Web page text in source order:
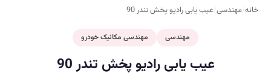
خانه/مهندسی/عیب یابی رادیو پخش تندر 90
مهندسی مهندسی مکانیک خودرو
عیب یابی رادیو پخش تندر 90